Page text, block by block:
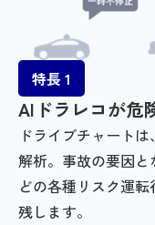
特長 1
AIドラレコが危
ドライブチャート
解析。事故の要因
どの各種リスク運
残します。